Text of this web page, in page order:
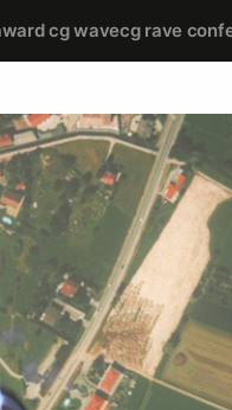
cg wavecg rave